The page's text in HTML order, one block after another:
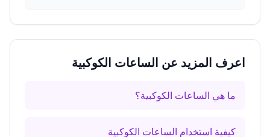
اعرف المزيد عن الساعات الكوكبية
ما هي الساعات الكوكبية؟
كيفية استخدام الساعات الكوكبية